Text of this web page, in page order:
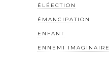
ÉLÉECTION
ÉMANCIPATION
ENFANT
ENNEMI IMAGINAIRE